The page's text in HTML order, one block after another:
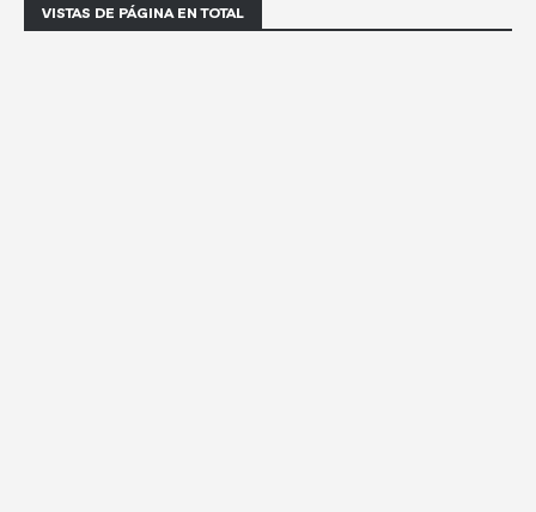
VISTAS DE PÁGINA EN TOTAL